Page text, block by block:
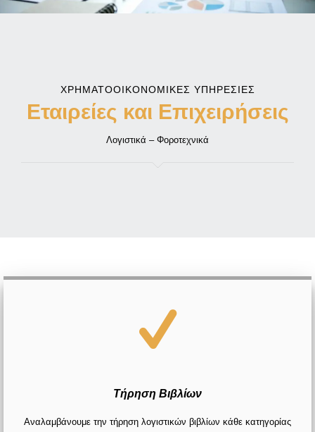
ΧΡΗΜΑΤΟΟΙΚΟΝΟΜΙΚΈΣ ΥΠΗΡΕΣΊΕΣ
Εταιρείες και Επιχειρήσεις
Λογιστικά – Φοροτεχνικά
Τήρηση Βιβλίων
Αναλαμβάνουμε την τήρηση λογιστικών βιβλίων κάθε κατηγορίας